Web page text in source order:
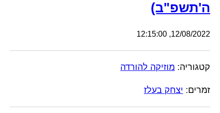
ה'תשפ"ב)
12/08/2022, 12:15:00
קטגוריה: מוזיקה להורדה
זמרים: יצחק בעלז